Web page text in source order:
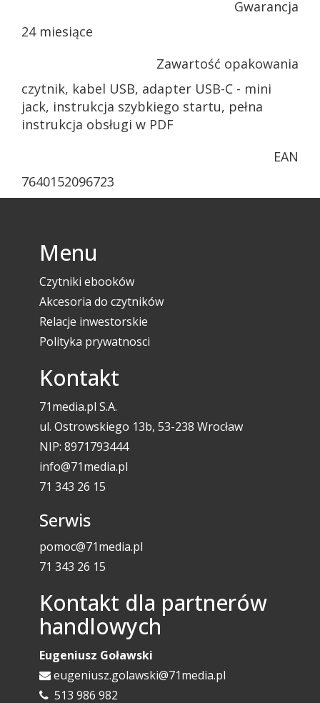
Gwarancja
24 miesiące
Zawartość opakowania
czytnik, kabel USB, adapter USB-C - mini
jack, instrukcja szybkiego startu, pełna
instrukcja obsługi w PDF
EAN
7640152096723
Menu
Czytniki ebooków
Akcesoria do czytników
Relacje inwestorskie
Polityka prywatnosci
Kontakt
71media.pl S.A.
ul. Ostrowskiego 13b, 53-238 Wrocław
NIP: 8971793444
info@71media.pl
71 343 26 15
Serwis
pomoc@71media.pl
71 343 26 15
Kontakt dla partnerów
handlowych
Eugeniusz Goławski
eugeniusz.golawski@71media.pl
513 986 982